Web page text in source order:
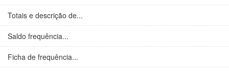
Totais e descrição de...
Saldo frequência...
Ficha de frequência...